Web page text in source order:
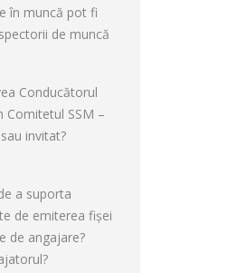
în muncă pot fi
de muncă
Conducătorul
Comitetul SSM –
invitat?
a suporta
de emiterea fișei
de angajare?